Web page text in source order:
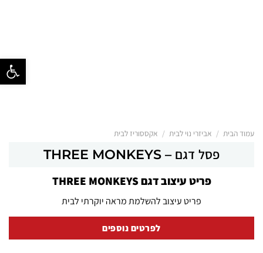
פתח
עמוד הבית / אביזרי נוי לבית / אקססוריז לבית
פסל דגם – THREE MONKEYS
פריט עיצוב דגם THREE MONKEYS
פריט עיצוב להשלמת מראה יוקרתי לבית
לפרטים נוספים